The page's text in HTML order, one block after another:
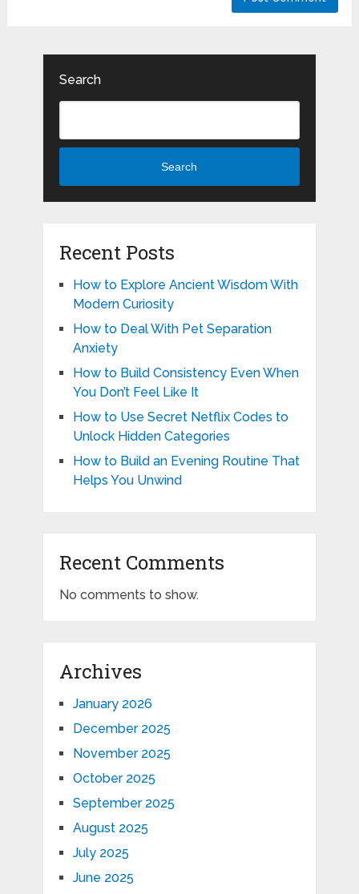
Search
Search
Recent Posts
How to Explore Ancient Wisdom With
Modern Curiosity
How to Deal With Pet Separation
Anxiety
How to Build Consistency Even When
You Don’t Feel Like It
How to Use Secret Netflix Codes to
Unlock Hidden Categories
How to Build an Evening Routine That
Helps You Unwind
Recent Comments
No comments to show.
Archives
January 2026
December 2025
November 2025
October 2025
September 2025
August 2025
July 2025
June 2025